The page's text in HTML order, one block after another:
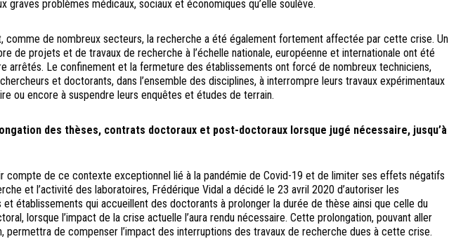
graves problèmes médicaux, sociaux et économiques qu’elle soulève.
comme de nombreux secteurs, la recherche a été également fortement affectée par cette crise. Un
de projets et de travaux de recherche à l’échelle nationale, européenne et internationale ont été
arrêtés. Le confinement et la fermeture des établissements ont forcé de nombreux techniciens,
et doctorants, dans l’ensemble des disciplines, à interrompre leurs travaux expérimentaux
ou encore à suspendre leurs enquêtes et études de terrain.
des thèses, contrats doctoraux et post-doctoraux lorsque jugé nécessaire, jusqu’à
compte de ce contexte exceptionnel lié à la pandémie de Covid-19 et de limiter ses effets négatifs
et l’activité des laboratoires, Frédérique Vidal a décidé le 23 avril 2020 d’autoriser les
et établissements qui accueillent des doctorants à prolonger la durée de thèse ainsi que celle du
lorsque l’impact de la crise actuelle l’aura rendu nécessaire. Cette prolongation, pouvant aller
permettra de compenser l’impact des interruptions des travaux de recherche dues à cette crise.